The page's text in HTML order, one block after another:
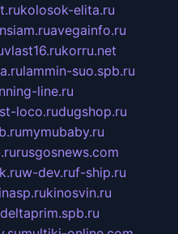
kolosok-elita.ru
avegainfo.ru
vlast16.rukorru.net
lammin-suo.spb.ru
line.ru
loco.rudugshop.ru
mymubaby.ru
rusgosnews.com
w-dev.ruf-ship.ru
kinosvin.ru
deltaprim.spb.ru